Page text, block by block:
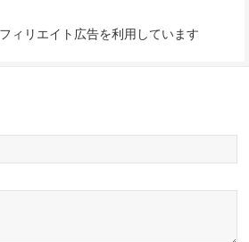
ィリエイト広告を利用しています